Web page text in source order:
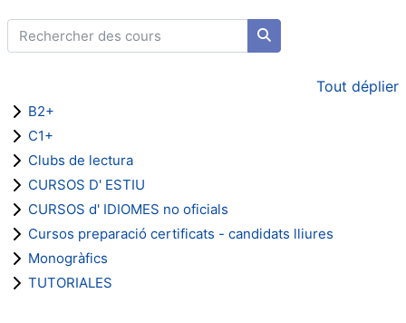
Rechercher des cours
Rechercher des cours
Tout déplier
B2+
C1+
Clubs de lectura
CURSOS D' ESTIU
CURSOS d' IDIOMES no oficials
Cursos preparació certificats - candidats lliures
Monogràfics
TUTORIALES